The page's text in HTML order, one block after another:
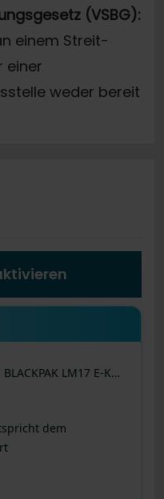
(VSBG):
einem Streit-
einer
weder bereit
LM17 E-KLAPPE NAVI+
dem